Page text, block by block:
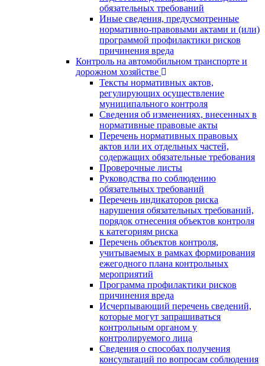
обязательных требований
Иные сведения, предусмотренные
нормативно-правовыми актами и (или)
программой профилактики рисков
причинения вреда
Контроль на автомобильном транспорте и
дорожном хозяйстве
Тексты нормативных актов,
регулирующих осуществление
муниципального контроля
Сведения об изменениях, внесенных в
нормативные правовые акты
Перечень нормативных правовых
актов или их отдельных частей,
содержащих обязательные требования
Проверочные листы
Руководства по соблюдению
обязательных требований
Перечень индикаторов риска
нарушения обязательных требований,
порядок отнесения объектов контроля
к категориям риска
Перечень объектов контроля,
учитываемых в рамках формирования
ежегодного плана контрольных
мероприятий
Программа профилактики рисков
причинения вреда
Исчерпывающий перечень сведений,
которые могут запрашиваться
контрольным органом у
контролируемого лица
Сведения о способах получения
консультаций по вопросам соблюдения